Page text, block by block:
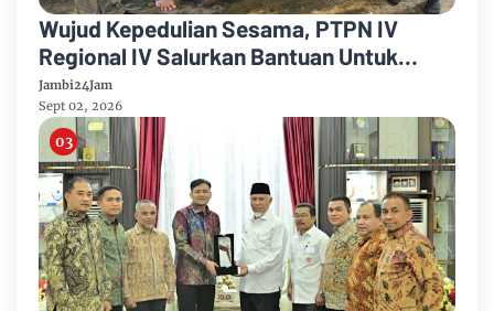
Wujud Kepedulian Sesama, PTPN IV
Regional IV Salurkan Bantuan Untuk
Pengobatan Putri Karyawan Pemanen
Jambi24Jam
Sept 02, 2026